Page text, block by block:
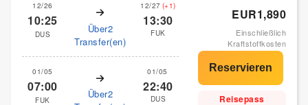
12/26
10:25
DUS
Über2
Transfer(en)
12/27 (+1)
13:30
FUK
01/05
07:00
FUK
Über2
01/05
22:40
DUS
EUR1,890
Einschließlich
Kraftstoffkosten
Reisepass